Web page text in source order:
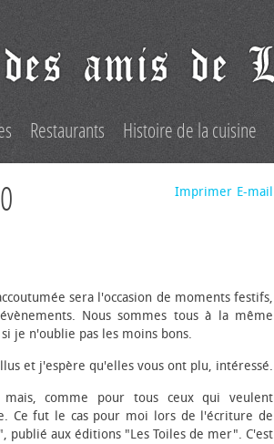
Restaurants Histoire de la cuisine
E-mail
Imprimer
sera l'occasion de moments festifs,
Nous sommes tous à la même
je n'oublie pas les moins bons.
et j'espère qu'elles vous ont plu, intéressé.
comme pour tous ceux qui veulent
Ce fut le cas pour moi lors de l'écriture de
publié aux éditions "Les Toiles de mer". C'est